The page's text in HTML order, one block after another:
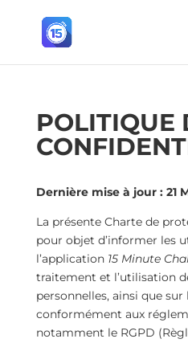
POLITIQUE
Dernière mise à jour : 21
La présente Charte de
pour objet d’informer les
l’application 15 Minute
traitement et l’utilisation
personnelles, ainsi que
conformément aux
notamment le RGPD